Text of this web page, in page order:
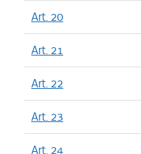
Art. 20
Art. 21
Art. 22
Art. 23
Art. 24